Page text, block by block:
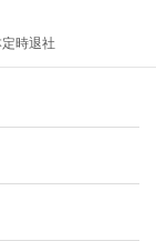
時退社